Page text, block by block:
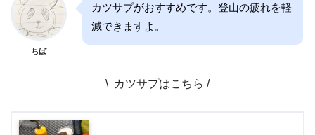
ちば
カツサプがおすすめです。登山の疲れを軽
減できますよ。
\ カツサプはこちら /